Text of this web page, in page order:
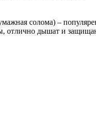
солома) –
отлично дышат и